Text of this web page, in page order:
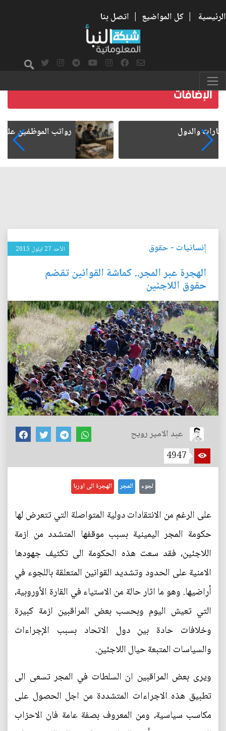
الرئيسية | كل المواضيع | اتصل بنا
رواتب الموظفين على صفيح ساخن
إنسانيات - حقوق الأحد 27 ايلول 2015
الهجرة عبر المجر.. كماشة القوانين تقضم
حقوق اللاجئين
عبد الامير رويح
4947
لجوء المجر الهجرة الى اوربا
على الرغم من الانتقادات دولية المتواصلة التي تتعرض لها
حكومة المجر اليمينية بسبب موقفها المتشدد من ازمة
اللاجئين، فقد سعت هذه الحكومة الى تكثيف جهودها
الامنية على الحدود وتشديد القوانين المتعلقة باللجوء في
أراضيها. وهو ما اثار حالة من الاستياء في القارة الأوروبية،
التي تعيش اليوم وبحسب بعض المراقبين ازمة كبيرة
وخلافات حادة بين دول الاتحاد بسبب الإجراءات
والسياسات المتبعة حيال اللاجئين.
ويرى بعض المراقبين ان السلطات في المجر تسعى الى
تطبيق هذه الاجراءات المتشددة من اجل الحصول على
مكاسب سياسية، ومن المعروف بصفة عامة فان الاحزاب